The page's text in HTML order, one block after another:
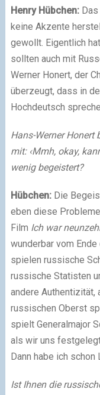
Henry Hübchen:Das
keine Akzente
gewollt. Eigentlich
sollten auch mit
Werner Honert, der
überzeugt, dass in
Hochdeutsch
Hans-Werner Honert
mit: ‹Mmh, okay,
wenig begeistert?
Hübchen:Die
eben diese
Film Ich war
wunderbar vom
spielen russische
russische Statisten
andere Authentizität,
russischen Oberst
spielt Generalmajor
als wir uns
Dann habe ich schon
Ist Ihnen die